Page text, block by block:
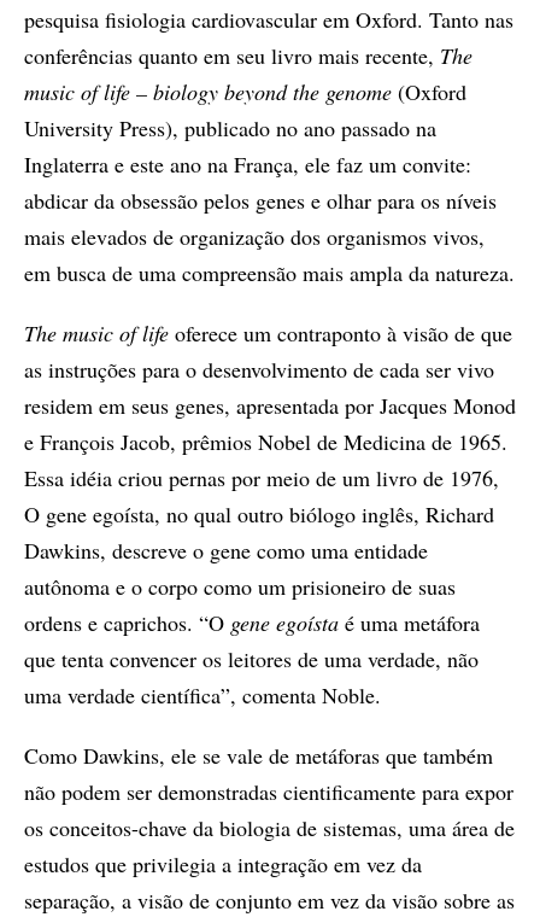
pesquisa fisiologia cardiovascular em Oxford. Tanto nas
conferências quanto em seu livro mais recente, The
music of life – biology beyond the genome (Oxford
University Press), publicado no ano passado na
Inglaterra e este ano na França, ele faz um convite:
abdicar da obsessão pelos genes e olhar para os níveis
mais elevados de organização dos organismos vivos,
em busca de uma compreensão mais ampla da natureza.
The music of life oferece um contraponto à visão de que
as instruções para o desenvolvimento de cada ser vivo
residem em seus genes, apresentada por Jacques Monod
e François Jacob, prêmios Nobel de Medicina de 1965.
Essa idéia criou pernas por meio de um livro de 1976,
O gene egoísta, no qual outro biólogo inglês, Richard
Dawkins, descreve o gene como uma entidade
autônoma e o corpo como um prisioneiro de suas
ordens e caprichos. “O gene egoísta é uma metáfora
que tenta convencer os leitores de uma verdade, não
uma verdade científica”, comenta Noble.
Como Dawkins, ele se vale de metáforas que também
não podem ser demonstradas cientificamente para expor
os conceitos-chave da biologia de sistemas, uma área de
estudos que privilegia a integração em vez da
separação, a visão de conjunto em vez da visão sobre as